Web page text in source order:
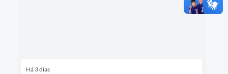
Há 3 dias